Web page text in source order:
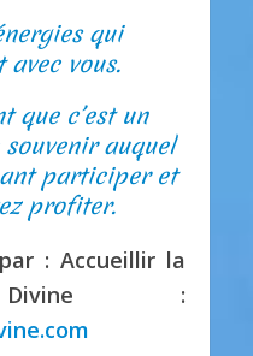
qui
avec vous.
que c’est un
auquel
participer et
profiter.
: Accueillir la
Divine :